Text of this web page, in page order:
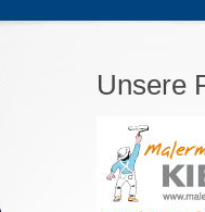
Unsere